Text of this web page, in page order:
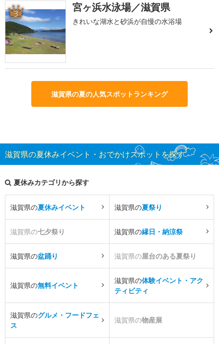
3 宮ヶ浜水泳場／滋賀県
きれいな湖水と砂浜が自慢の水浴場
滋賀県の夏の人気スポットランキング
滋賀県の夏休みイベント・おでかけスポットを探す
夏休みカテゴリから探す
滋賀県の夏休みイベント 滋賀県の夏祭り
滋賀県の七夕祭り 滋賀県の縁日・納涼祭
滋賀県の盆踊り 滋賀県の屋台のある夏祭り
滋賀県の無料イベント
滋賀県の体験イベント・アク
ティビティ
滋賀県のグルメ・フードフェ
ス
滋賀県の物産展